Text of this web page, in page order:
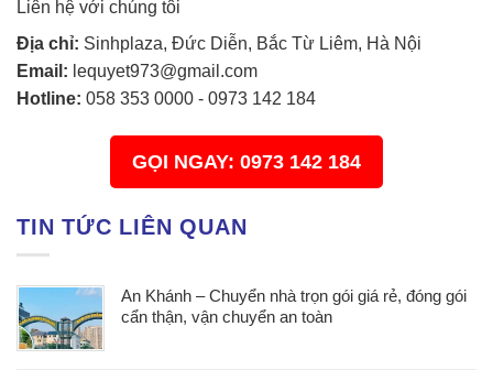
Liên hệ với chúng tôi
Địa chỉ: Sinhplaza, Đức Diễn, Bắc Từ Liêm, Hà Nội
Email: lequyet973@gmail.com
Hotline: 058 353 0000 - 0973 142 184
GỌI NGAY: 0973 142 184
TIN TỨC LIÊN QUAN
An Khánh – Chuyển nhà trọn gói giá rẻ, đóng gói
cẩn thận, vận chuyển an toàn